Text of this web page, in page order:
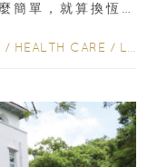
簡單，就算換恆
/ HEALTH CARE / LIFESTYLE